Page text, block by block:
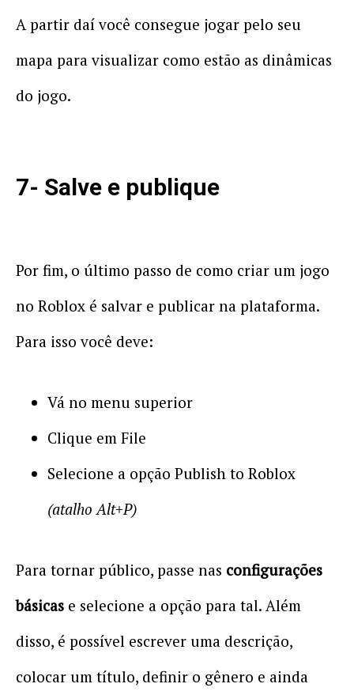
A partir daí você consegue jogar pelo seu
mapa para visualizar como estão as dinâmicas
do jogo.
7- Salve e publique
Por fim, o último passo de como criar um jogo
no Roblox é salvar e publicar na plataforma.
Para isso você deve:
Vá no menu superior
Clique em File
Selecione a opção Publish to Roblox
(atalho Alt+P)
Para tornar público, passe nas configurações
básicas e selecione a opção para tal. Além
disso, é possível escrever uma descrição,
colocar um título, definir o gênero e ainda